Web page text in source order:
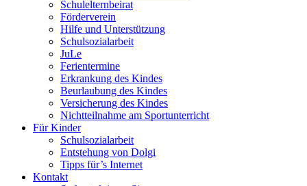
Schulelternbeirat
Förderverein
Hilfe und Unterstützung
Schulsozialarbeit
JuLe
Ferientermine
Erkrankung des Kindes
Beurlaubung des Kindes
Versicherung des Kindes
Nichtteilnahme am Sportunterricht
Für Kinder
Schulsozialarbeit
Entstehung von Dolgi
Tipps für’s Internet
Kontakt